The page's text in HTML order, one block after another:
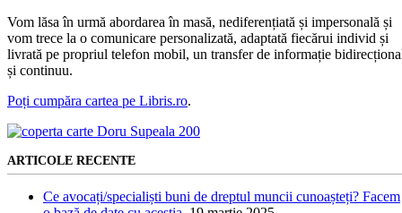
Vom lăsa în urmă abordarea în masă, nediferențiată și impersonală și
vom trece la o comunicare personalizată, adaptată fiecărui individ și
livrată pe propriul telefon mobil, un transfer de informație
și continuu.
Poți cumpăra cartea pe Libris.ro.
ARTICOLE RECENTE
Ce avocați/specialiști buni de dreptul muncii cunoașteți? Facem